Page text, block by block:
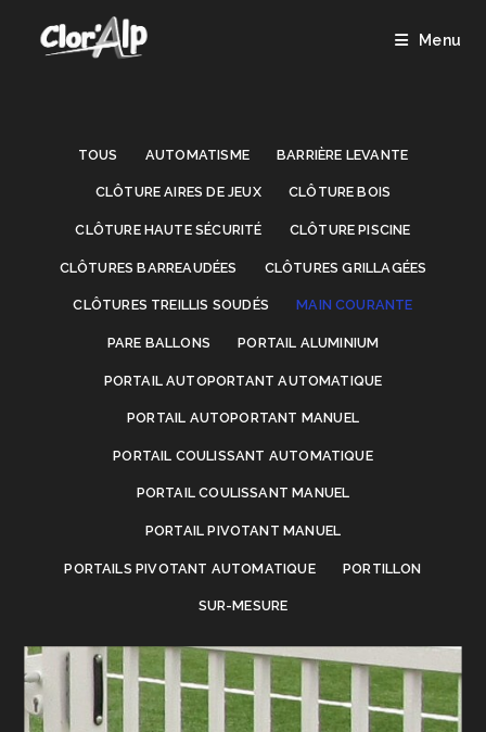
Menu
TOUS AUTOMATISME BARRIÈRE LEVANTE
CLÔTURE AIRES DE JEUX CLÔTURE BOIS
CLÔTURE HAUTE SÉCURITÉ CLÔTURE PISCINE
CLÔTURES BARREAUDÉES CLÔTURES GRILLAGÉES
CLÔTURES TREILLIS SOUDÉS MAIN COURANTE
PARE BALLONS PORTAIL ALUMINIUM
PORTAIL AUTOPORTANT AUTOMATIQUE
PORTAIL AUTOPORTANT MANUEL
PORTAIL COULISSANT AUTOMATIQUE
PORTAIL COULISSANT MANUEL
PORTAIL PIVOTANT MANUEL
PORTAILS PIVOTANT AUTOMATIQUE PORTILLON
SUR-MESURE